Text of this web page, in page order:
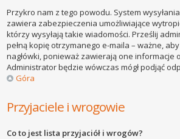
Przykro nam z tego powodu. System
zawiera zabezpieczenia umożliwiające
którzy wysyłają takie wiadomości. Prześlij
pełną kopię otrzymanego e-maila – ważne,
nagłówki, ponieważ zawierają one informacje
Administrator będzie wówczas mógł podjąć
Góra
Przyjaciele i wrogowie
Co to jest lista przyjaciół i wrogów?